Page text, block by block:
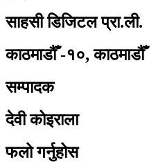
साहसी डिजिटल प्रा.ली.
काठमाडौँ -१०, काठमाडौँ
सम्पादक
देवी कोइराला
फलो गर्नुहोस